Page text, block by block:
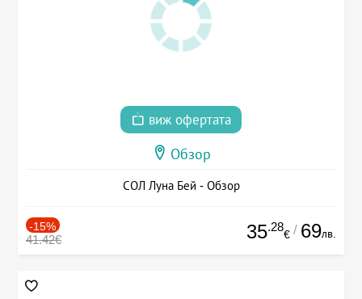
виж офертата
Обзор
СОЛ Луна Бей - Обзор
-15%
41.42€ 35.28
€ / 69лв.